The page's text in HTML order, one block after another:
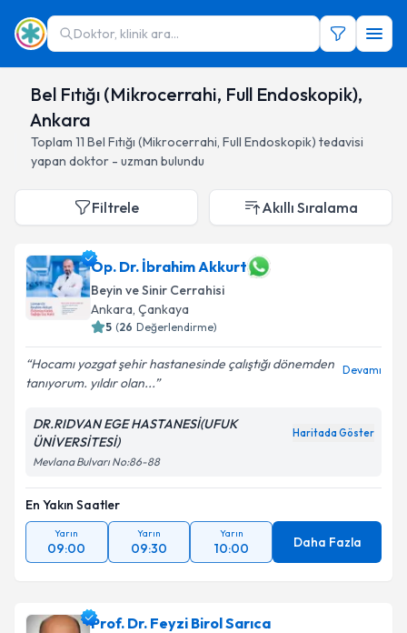
Doktor, klinik ara...
Bel Fıtığı (Mikrocerrahi, Full Endoskopik),
Ankara
Toplam 11 Bel Fıtığı (Mikrocerrahi, Full Endoskopik) tedavisi
yapan doktor - uzman bulundu
Filtrele Akıllı Sıralama
Op. Dr. İbrahim Akkurt
Beyin ve Sinir Cerrahisi
Ankara, Çankaya
5 (26 Değerlendirme)
Hocamı yozgat şehir hastanesinde çalıştığı dönemden
tanıyorum. yıldır olan...
Devamı
DR.RIDVAN EGE HASTANESİ(UFUK
ÜNİVERSİTESİ)
Haritada Göster
Mevlana Bulvarı No:86-88
En Yakın Saatler
Yarın
09:00
Yarın
09:30
Yarın
10:00 Daha Fazla
Prof. Dr. Feyzi Birol Sarıca